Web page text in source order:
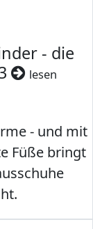
- die
lesen
- und mit
Füße bringt